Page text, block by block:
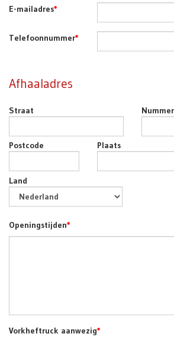
E-mailadres*
Telefoonnummer*
Afhaaladres
Straat Nummer
Postcode Plaats
Land
Openingstijden*
Vorkheftruck aanwezig*